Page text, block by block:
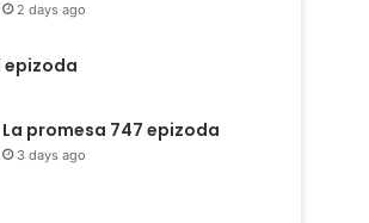
2 days ago
epizoda
La promesa 747 epizoda
3 days ago